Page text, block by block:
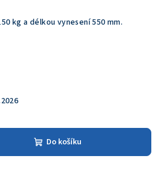
kg a délkou vynesení 550 mm.
Do košíku